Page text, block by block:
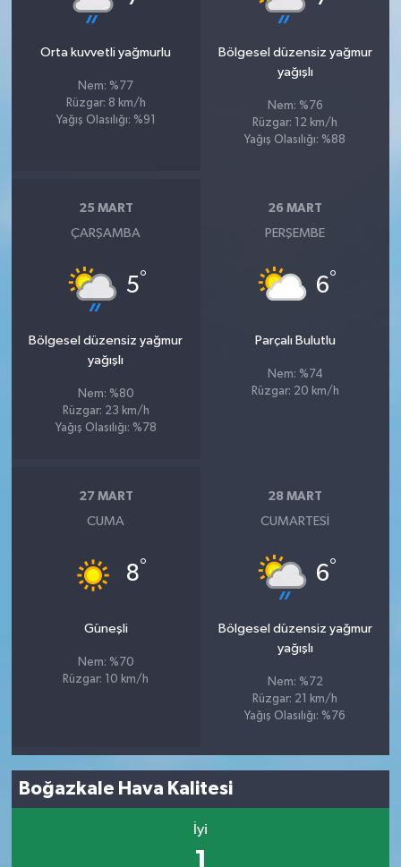
Orta kuvvetli yağmurlu
Nem: %77
Rüzgar: 8 km/h
Yağış Olasılığı: %91
Bölgesel düzensiz yağmur
yağışlı
Nem: %76
Rüzgar: 12 km/h
Yağış Olasılığı: %88
25 MART
ÇARŞAMBA
5°
Bölgesel düzensiz yağmur
yağışlı
Nem: %80
Rüzgar: 23 km/h
Yağış Olasılığı: %78
26 MART
PERŞEMBE
6°
Parçalı Bulutlu
Nem: %74
Rüzgar: 20 km/h
27 MART
CUMA
8°
Güneşli
Nem: %70
Rüzgar: 10 km/h
28 MART
CUMARTESI
6°
Bölgesel düzensiz yağmur
yağışlı
Nem: %72
Rüzgar: 21 km/h
Yağış Olasılığı: %76
Boğazkale Hava Kalitesi
İyi
1